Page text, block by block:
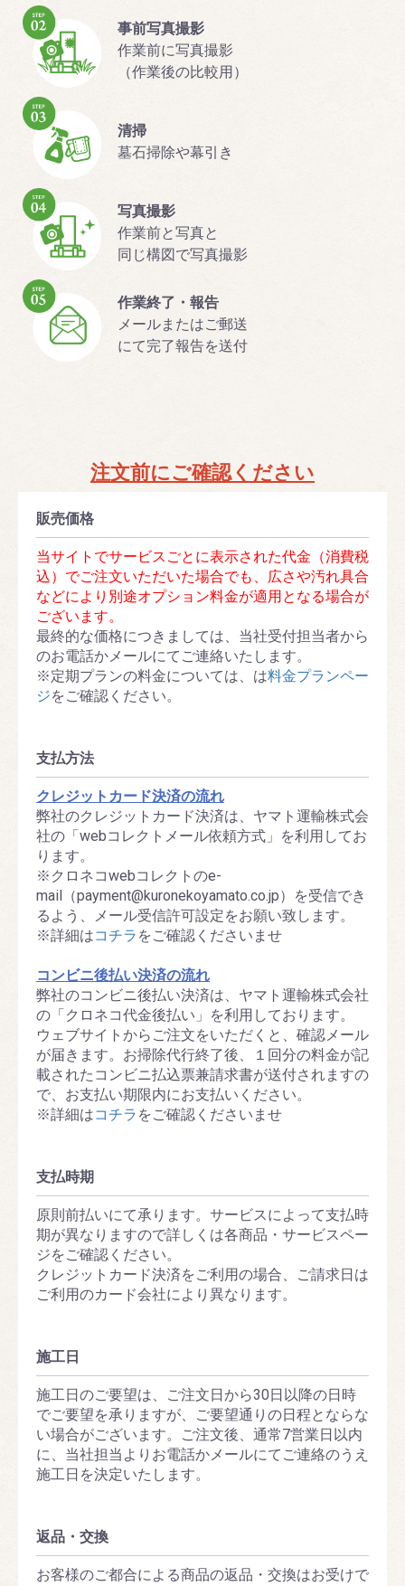
事前写真撮影
作業前に写真撮影
（作業後の比較用）
清掃
墓石掃除や幕引き
写真撮影
作業前と写真と
同じ構図で写真撮影
作業終了・報告
メールまたはご郵送
にて完了報告を送付
注文前にご確認ください
販売価格
当サイトでサービスごとに表示された代金（消費税
込）でご注文いただいた場合でも、広さや汚れ具合
などにより別途オプション料金が適用となる場合が
ございます。
最終的な価格につきましては、当社受付担当者から
のお電話かメールにてご連絡いたします。
※定期プランの料金については、は料金プランペー
ジをご確認ください。
支払方法
クレジットカード決済の流れ
弊社のクレジットカード決済は、ヤマト運輸株式会
社の「webコレクトメール依頼方式」を利用してお
ります。
※クロネコwebコレクトのe-
mail（payment@kuronekoyamato.co.jp）を受信でき
るよう、メール受信許可設定をお願い致します。
※詳細はコチラ をご確認くださいませ
コンビニ後払い決済の流れ
弊社のコンビニ後払い決済は、ヤマト運輸株式会社
の「クロネコ代金後払い」を利用しております。
ウェブサイトからご注文をいただくと、確認メール
が届きます。お掃除代行終了後、１回分の料金が記
載されたコンビニ払込票兼請求書が送付されますの
で、お支払い期限内にお支払いください。
※詳細はコチラ をご確認くださいませ
支払時期
原則前払いにて承ります。サービスによって支払時
期が異なりますので詳しくは各商品・サービスペー
ジをご確認ください。
クレジットカード決済をご利用の場合、ご請求日は
ご利用のカード会社により異なります。
施工日
施工日のご要望は、ご注文日から30日以降の日時
でご要望を承りますが、ご要望通りの日程とならな
い場合がございます。ご注文後、通常7営業日以内
に、当社担当よりお電話かメールにてご連絡のうえ
施工日を決定いたします。
返品・交換
お客様のご都合による商品の返品・交換はお受けで